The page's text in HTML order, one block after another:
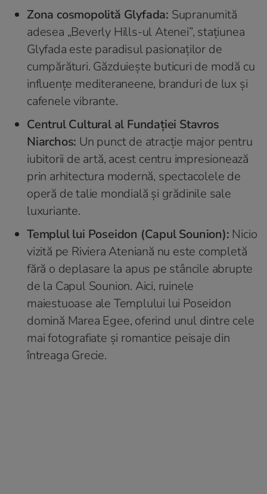
Zona cosmopolită Glyfada: Supranumită
adesea „Beverly Hills-ul Atenei”, stațiunea
Glyfada este paradisul pasionaților de
cumpărături. Găzduiește buticuri de modă cu
influențe mediteraneene, branduri de lux și
cafenele vibrante.
Centrul Cultural al Fundației Stavros
Niarchos: Un punct de atracție major pentru
iubitorii de artă, acest centru impresionează
prin arhitectura modernă, spectacolele de
operă de talie mondială și grădinile sale
luxuriante.
Templul lui Poseidon (Capul Sounion): Nicio
vizită pe Riviera Ateniană nu este completă
fără o deplasare la apus pe stâncile abrupte
de la Capul Sounion. Aici, ruinele
maiestuoase ale Templului lui Poseidon
domină Marea Egee, oferind unul dintre cele
mai fotografiate și romantice peisaje din
întreaga Grecie.